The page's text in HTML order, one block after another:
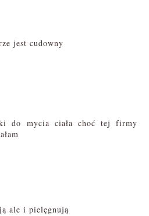
jest cudowny
do mycia ciała choć tej firmy
ale i pielęgnują